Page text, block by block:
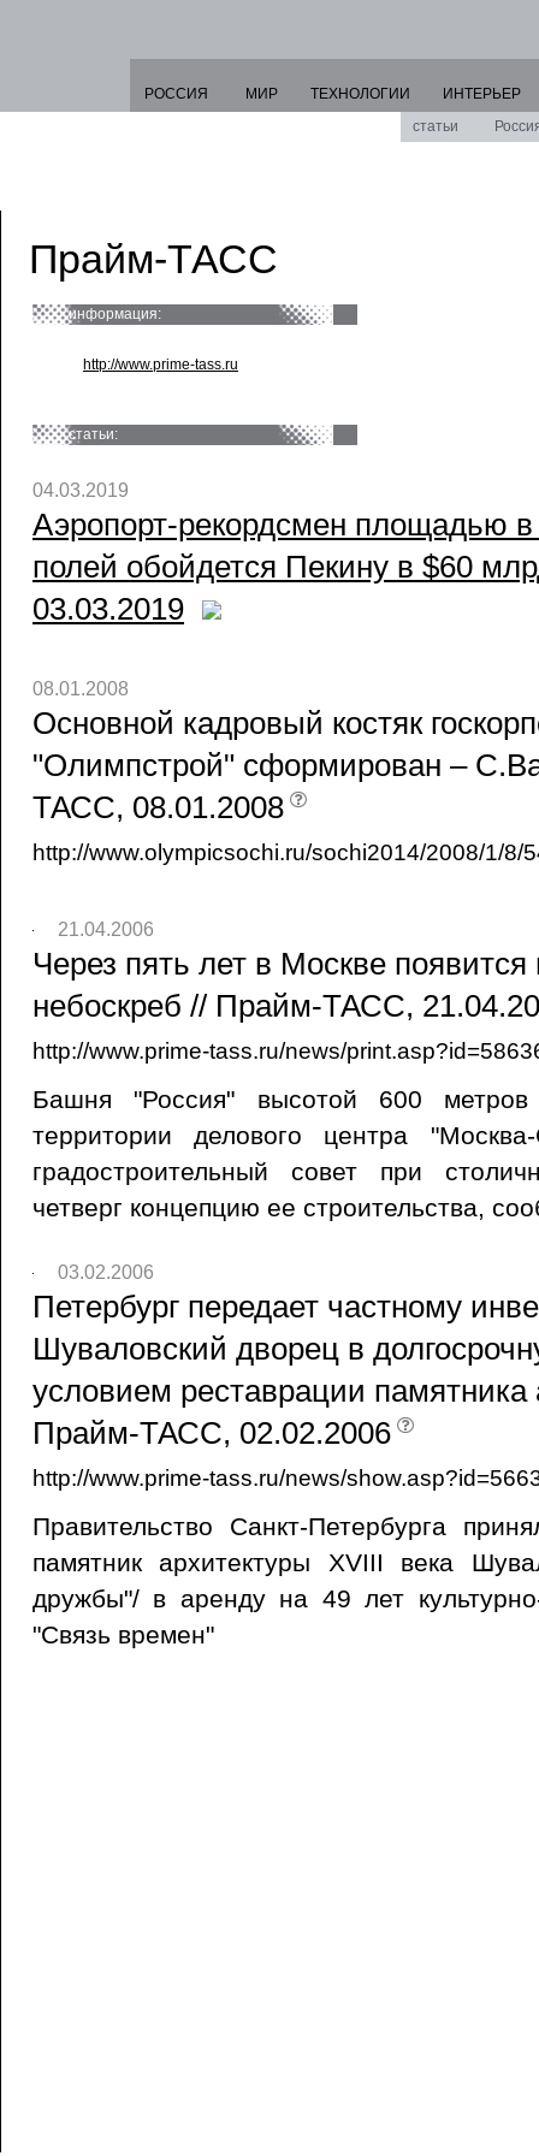
РОССИЯ МИР ТЕХНОЛОГИИ
ИНТЕРЬЕР
статьи
Прайм-ТАСС
информация:
http://www.prime-tass.ru
статьи:
04.03.2019
Аэропорт-рекордсмен площадью
полей обойдется Пекину в $60
03.03.2019
08.01.2008
Основной кадровый костяк
"Олимпстрой" сформирован –
ТАСС, 08.01.2008
http://www.olympicsochi.ru/sochi2014/2008/1/8/
21.04.2006
Через пять лет в Москве
небоскреб // Прайм-ТАСС,
http://www.prime-tass.ru/news/
Башня "Россия" высотой 600
территории делового центра
градостроительный совет при
четверг концепцию ее строительства,
03.02.2006
Петербург передает частному
Шуваловский дворец в
условием реставрации памятника
Прайм-ТАСС, 02.02.2006
http://www.prime-tass.ru/news/
Правительство Санкт-Петербурга
памятник архитектуры XVIII века
дружбы"/ в аренду на 49 лет
"Связь времен"